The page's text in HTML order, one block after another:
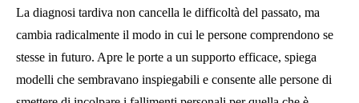
La diagnosi tardiva non cancella le difficoltà del passato, ma
cambia radicalmente il modo in cui le persone comprendono se
stesse in futuro. Apre le porte a un supporto efficace, spiega
modelli che sembravano inspiegabili e consente alle persone di